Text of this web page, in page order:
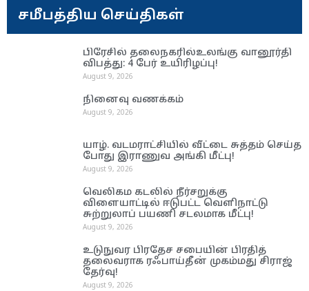
சமீபத்திய செய்திகள்
பிரேசில் தலைநகரில்உலங்கு வானூர்தி
விபத்து: 4 பேர் உயிரிழப்பு!
August 9, 2026
நினைவு வணக்கம்
August 9, 2026
யாழ். வடமராட்சியில் வீட்டை சுத்தம் செய்த
போது இராணுவ அங்கி மீட்பு!
August 9, 2026
வெலிகம கடலில் நீர்சறுக்கு
விளையாட்டில் ஈடுபட்ட வெளிநாட்டு
சுற்றுலாப் பயணி சடலமாக மீட்பு!
August 9, 2026
உடுநுவர பிரதேச சபையின் பிரதித்
தலைவராக ரஃபாய்தீன் முகம்மது சிராஜ்
தேர்வு!
August 9, 2026